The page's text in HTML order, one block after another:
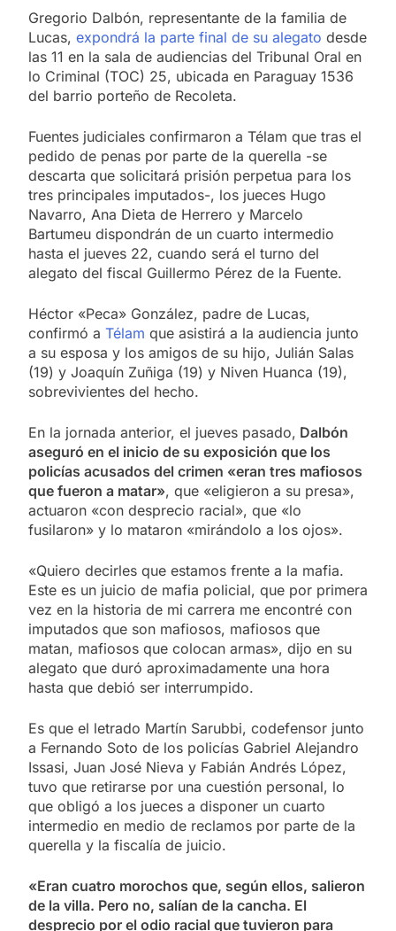
Gregorio Dalbón, representante de la familia de
Lucas, expondrá la parte final de su alegato desde
las 11 en la sala de audiencias del Tribunal Oral en
lo Criminal (TOC) 25, ubicada en Paraguay 1536
del barrio porteño de Recoleta.
Fuentes judiciales confirmaron a Télam que tras el
pedido de penas por parte de la querella -se
descarta que solicitará prisión perpetua para los
tres principales imputados-, los jueces Hugo
Navarro, Ana Dieta de Herrero y Marcelo
Bartumeu dispondrán de un cuarto intermedio
hasta el jueves 22, cuando será el turno del
alegato del fiscal Guillermo Pérez de la Fuente.
Héctor «Peca» González, padre de Lucas,
confirmó a Télam que asistirá a la audiencia junto
a su esposa y los amigos de su hijo, Julián Salas
(19) y Joaquín Zuñiga (19) y Niven Huanca (19),
sobrevivientes del hecho.
En la jornada anterior, el jueves pasado, Dalbón
aseguró en el inicio de su exposición que los
policías acusados del crimen «eran tres mafiosos
que fueron a matar», que «eligieron a su presa»,
actuaron «con desprecio racial», que «lo
fusilaron» y lo mataron «mirándolo a los ojos».
«Quiero decirles que estamos frente a la mafia.
Este es un juicio de mafia policial, que por primera
vez en la historia de mi carrera me encontré con
imputados que son mafiosos, mafiosos que
matan, mafiosos que colocan armas», dijo en su
alegato que duró aproximadamente una hora
hasta que debió ser interrumpido.
Es que el letrado Martín Sarubbi, codefensor junto
a Fernando Soto de los policías Gabriel Alejandro
Issasi, Juan José Nieva y Fabián Andrés López,
tuvo que retirarse por una cuestión personal, lo
que obligó a los jueces a disponer un cuarto
intermedio en medio de reclamos por parte de la
querella y la fiscalía de juicio.
«Eran cuatro morochos que, según ellos, salieron
de la villa. Pero no, salían de la cancha. El
desprecio por el odio racial que tuvieron para